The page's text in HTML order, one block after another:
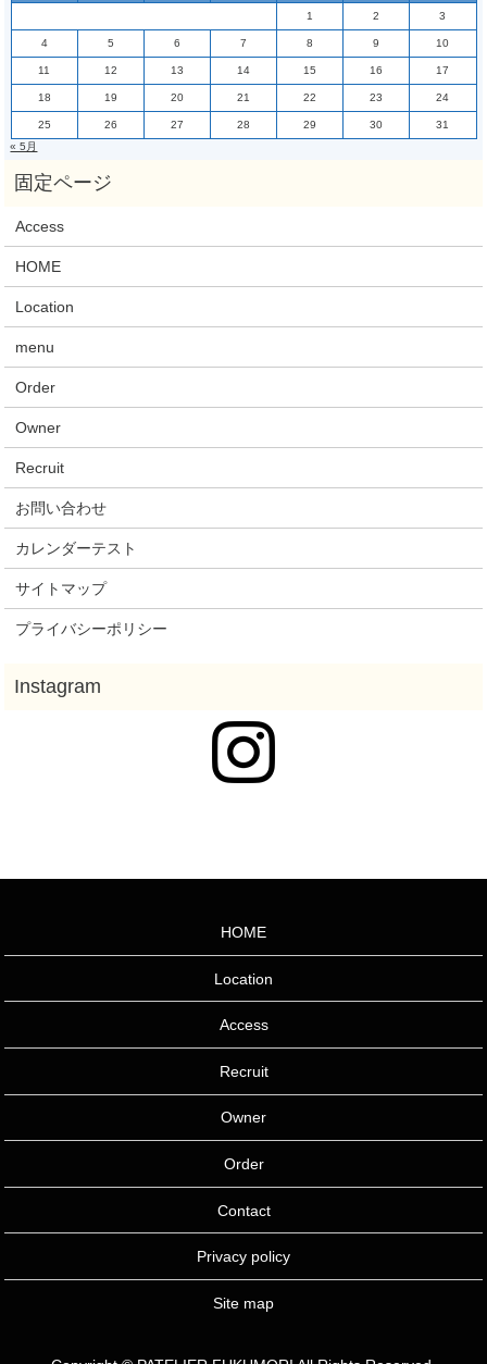
1 2 3
4 5 6 7 8 9 10
11 12 13 14 15 16 17
18 19 20 21 22 23 24
25 26 27 28 29 30
31
« 5月
Access
HOME
Location
menu
Order
Owner
Recruit
お問い合わせ
カレンダーテスト
サイトマップ
プライバシーポリシー
HOME
Location
Access
Recruit
Owner
Order
Contact
Privacy policy
Site map